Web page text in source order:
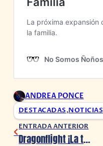
ANDREA PONCE
DESTACADAS,NOTICIAS
ENTRADA ANTERIOR
Dragonflight ¡La temporada 2 ya está disponible!